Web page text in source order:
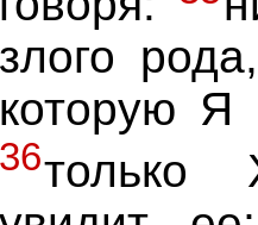
злого
которую Я
36только